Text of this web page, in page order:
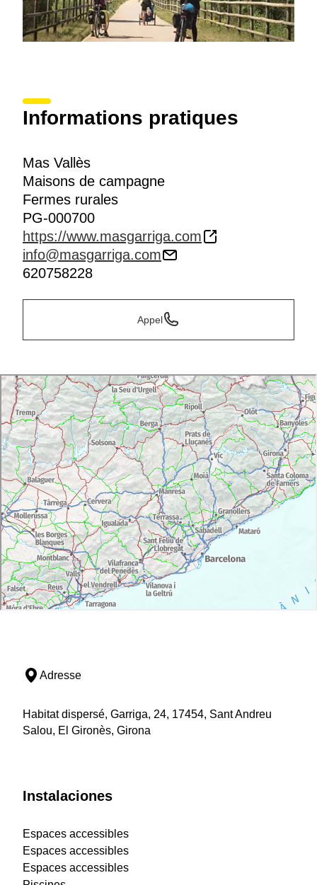
Informations pratiques
Mas Vallès
Maisons de campagne
Fermes rurales
PG-000700
https://www.masgarriga.com
info@masgarriga.com
620758228
Appel
Adresse
Habitat dispersé, Garriga, 24, 17454, Sant Andreu
Salou, El Gironès, Girona
Instalaciones
Espaces accessibles
Espaces accessibles
Espaces accessibles